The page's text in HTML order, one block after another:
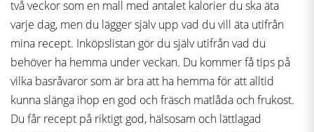
två veckor som en mall med antalet kalorier du ska äta
varje dag, men du lägger själv upp vad du vill äta utifrån
mina recept. Inköpslistan gör du själv utifrån vad du
behöver ha hemma under veckan. Du kommer få tips på
vilka basråvaror som är bra att ha hemma för att alltid
kunna slänga ihop en god och fräsch matlåda och frukost.
Du får recept på riktigt god, hälsosam och lättlagad